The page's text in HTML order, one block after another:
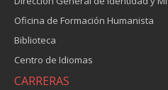
Oficina de Formación Humanista
Biblioteca
Centro de Idiomas
CARRERAS